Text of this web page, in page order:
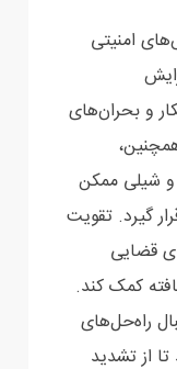
امنیتی
و بحران‌های
و شیلی ممکن
گیرد. تقویت
قضایی
کمک کند.
راه‌حل‌های
از تشدید